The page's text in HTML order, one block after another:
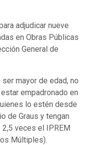
adjudicar nueve
en Obras Públicas
General de
mayor de edad, no
empadronado en
lo estén desde
de Graus y tengan
veces el IPREM
Múltiples).